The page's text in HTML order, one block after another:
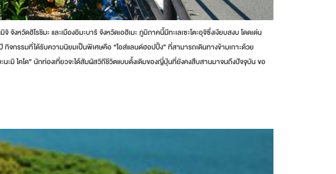
หวัดฮิโรชิมะ และเมืองอิมะบาริ จังหวัดเอฮิเมะ ภูมิภาคนี้มีทะเลเซะโตะอุจิซึ่งเงียบสงบ โดดเด่น
จกรรมที่ได้รับความนิยมเป็นพิเศษคือ “ไอส์แลนด์ฮอปปิ้ง” ที่สามารถเดินทางข้ามเกาะด้วย
ะมิ ไคโด” นักท่องเที่ยวจะได้สัมผัสวิถีชีวิตแบบดั้งเดิมของญี่ปุ่นที่ยังคงสืบสานมาจนถึงปัจจุบัน ขอ